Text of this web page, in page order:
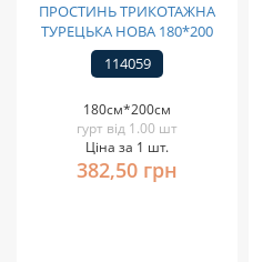
ПРОСТИНЬ ТРИКОТАЖНА
ТУРЕЦЬКА НОВА 180*200
114059
180см*200см
гурт від 1.00 шт
Ціна за 1 шт.
382,50 грн